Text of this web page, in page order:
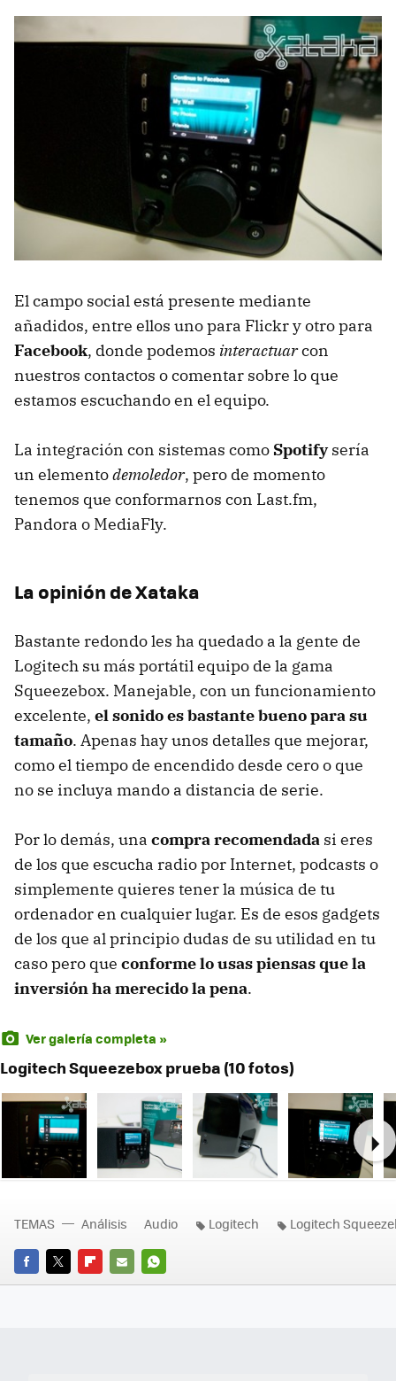
El campo social está presente mediante
añadidos, entre ellos uno para Flickr y otro para
Facebook, donde podemos interactuarcon
nuestros contactos o comentar sobre lo que
estamos escuchando en el equipo.
La integración con sistemas como Spotifysería
un elementodemoledor, pero de momento
tenemos que conformarnos con Last.fm,
Pandora o MediaFly.
La opinión de Xataka
Bastante redondo les ha quedado a la gente de
Logitech su más portátil equipo de la gama
Squeezebox. Manejable, con un funcionamiento
excelente, el sonido es bastante bueno para su
tamaño. Apenas hay unos detalles que mejorar,
como el tiempo de encendido desde cero o que
no se incluya mando a distancia de serie.
Por lo demás, una compra recomendada si eres
de los que escucha radio por Internet, podcasts o
simplemente quieres tener la música de tu
ordenador en cualquier lugar. Es de esos gadgets
de los que al principio dudas de su utilidad en tu
caso pero que conforme lo usas piensas que la
inversión ha merecido la pena.
Ver galería completa »
Logitech Squeezebox prueba (10 fotos)
FACEBOOK
TWITTERFLIPBOARD
E-
WHATSAPP
TEMAS Análisis Audio Logitech Logitech